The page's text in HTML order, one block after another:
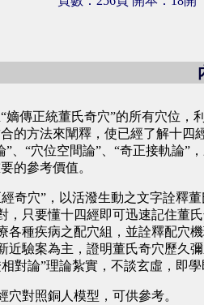
嫡傳正統董氏奇穴”的所有穴位
的方法來闡釋，使已經了解十
”、“穴位空間論”、“奇正接軌論
的參考價值。
奇穴”，以活潑生動之文字詮釋
，只要懂十四經即可迅速記住董
各種疾病之配穴組，並詮釋配穴
近驗案為主，證明董氏奇穴歷久
對論”理論紮實，不談玄虛，即
對照銅人模型，可供參考。